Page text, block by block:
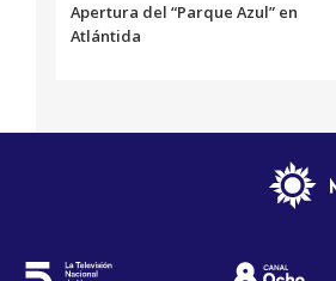
Apertura del “Parque Azul” en
Atlántida